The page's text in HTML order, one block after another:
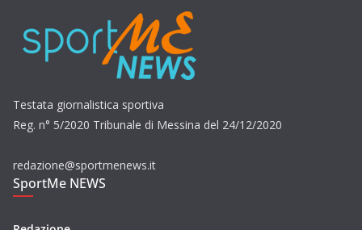
Testata giornalistica sportiva
Reg. n° 5/2020 Tribunale di Messina del 24/12/2020
redazione@sportmenews.it
SportMe NEWS